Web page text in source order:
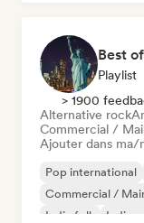
Best
Playlist
> 1900
Alternative rock
Commercial /
Ajouter dans ma/
Pop international
Commercial /
Indie folk
Indie